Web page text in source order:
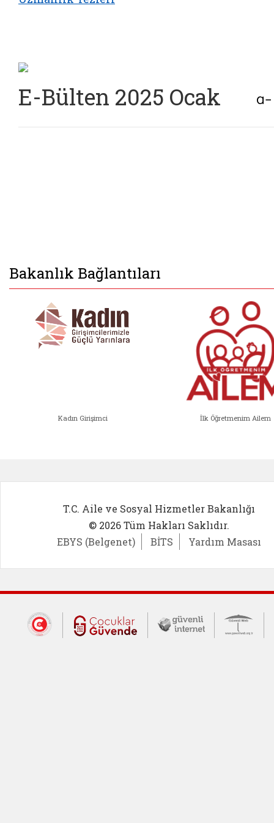
E-Bülten 2025 Ocak
Bakanlık Bağlantıları
Kadın Girişimci İlk Öğretmenim Ailem
T.C. Aile ve Sosyal Hizmetler Bakanlığı
© 2026 Tüm Hakları Saklıdır.
EBYS (Belgenet)
BİTS Yardım Masası
Dış Bağlantılar
Cumhurbaşkanlığı İletişim Merkezi
Çocuklar Güvende (yeni
Güvenli